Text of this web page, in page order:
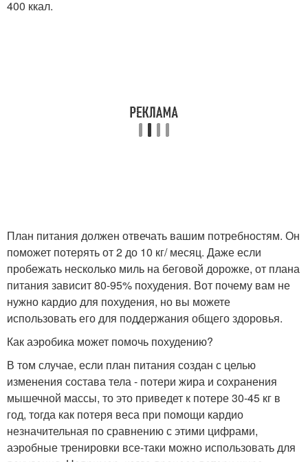
400 ккал.
План питания должен отвечать вашим потребностям. Он
поможет потерять от 2 до 10 кг/ месяц. Даже если
пробежать несколько миль на беговой дорожке, от плана
питания зависит 80-95% похудения. Вот почему вам не
нужно кардио для похудения, но вы можете
использовать его для поддержания общего здоровья.
Как аэробика может помочь похудению?
В том случае, если план питания создан с целью
изменения состава тела - потери жира и сохранения
мышечной массы, то это приведет к потере 30-45 кг в
год, тогда как потеря веса при помощи кардио
незначительная по сравнению с этими цифрами,
аэробные тренировки все-таки можно использовать для